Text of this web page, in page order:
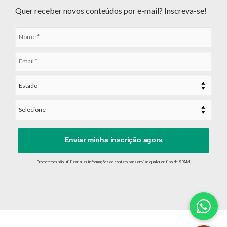
Quer receber novos conteúdos por e-mail? Inscreva-se!
Enviar minha inscrição agora
Prometemos não utilizar suas informações de contato para enviar qualquer tipo de SPAM.